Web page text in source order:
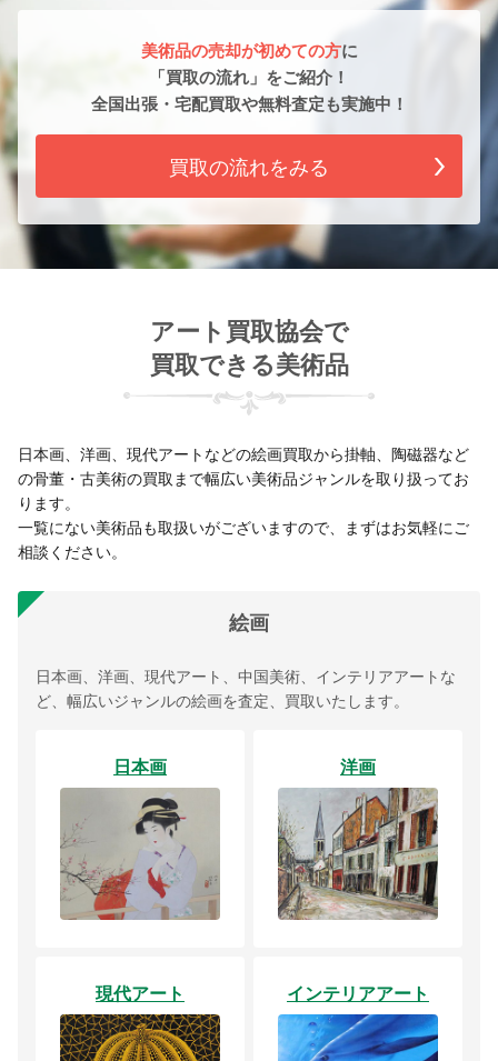
美術品の売却が初めての方に
「買取の流れ」をご紹介！
全国出張・宅配買取や無料査定も実施中！
買取の流れをみる
アート買取協会で
買取できる美術品
日本画、洋画、現代アートなどの絵画買取から掛軸、陶磁器など
の骨董・古美術の買取まで幅広い美術品ジャンルを取り扱ってお
ります。
一覧にない美術品も取扱いがございますので、まずはお気軽にご
相談ください。
絵画
日本画、洋画、現代アート、中国美術、インテリアアートな
ど、幅広いジャンルの絵画を査定、買取いたします。
日本画 洋画
現代アート インテリアアート